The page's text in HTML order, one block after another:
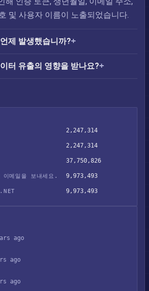
및 사용자 이름이 노출되었습니다.
제 발생했습니까?
터 유출의 영향을 받나요?
2,247,314
2,247,314
37,750,826
이메일을 보내세요. 9,973,493
9,973,493
ago
ago
ago